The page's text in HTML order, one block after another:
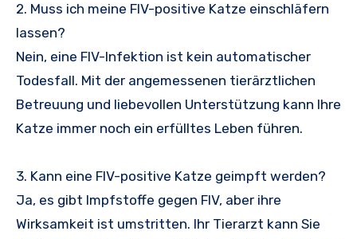
2. Muss ich meine FIV-positive Katze einschläfern
lassen?
Nein, eine FIV-Infektion ist kein automatischer
Todesfall. Mit der angemessenen tierärztlichen
Betreuung und liebevollen Unterstützung kann Ihre
Katze immer noch ein erfülltes Leben führen.
3. Kann eine FIV-positive Katze geimpft werden?
Ja, es gibt Impfstoffe gegen FIV, aber ihre
Wirksamkeit ist umstritten. Ihr Tierarzt kann Sie